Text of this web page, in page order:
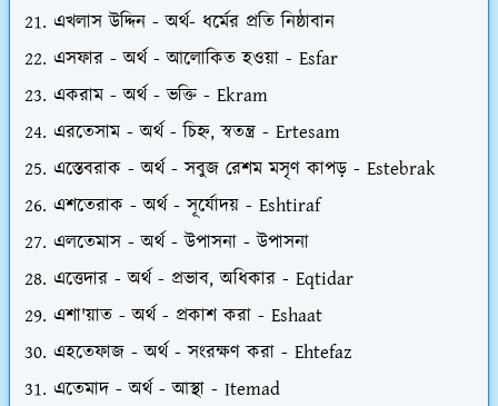
এখলাস উদ্দিন - অর্থ- ধর্মের প্রতি নিষ্ঠাবান
এসফার - অর্থ - আলোকিত হওয়া - Esfar
একরাম - অর্থ - ভক্তি - Ekram
এরতেসাম - অর্থ - চিহ্ন, স্বতন্ত্র - Ertesam
এস্তেবরাক - অর্থ - সবুজ রেশম মসৃণ কাপড় - Estebrak
এশতেরাক - অর্থ - সূর্যোদয় - Eshtiraf
এলতেমাস - অর্থ - উপাসনা - উপাসনা
এত্তেদার - অর্থ - প্রভাব, অধিকার - Eqtidar
এশা'য়াত - অর্থ - প্রকাশ করা - Eshaat
এহতেফাজ - অর্থ - সংরক্ষণ করা - Ehtefaz
এতেমাদ - অর্থ - আস্থা - Itemad